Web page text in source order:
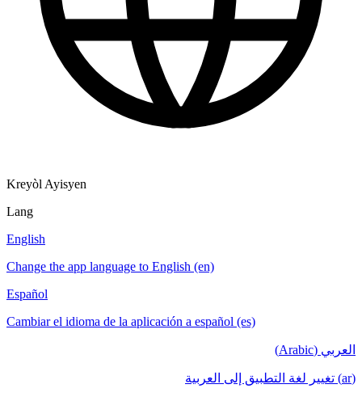
Kreyòl Ayisyen
Lang
English
Change the app language to English (en)
Español
Cambiar el idioma de la aplicación a español (es)
العربي (Arabic)
(ar) تغيير لغة التطبيق إلى العربية